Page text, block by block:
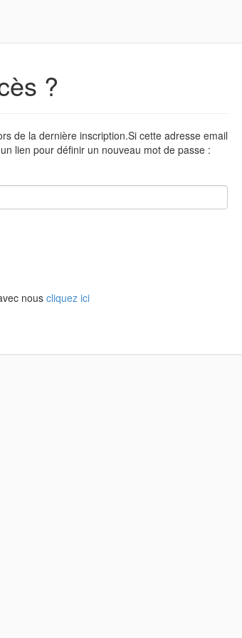
?
de la dernière inscription.Si cette adresse email
lien pour définir un nouveau mot de passe :
nous cliquez ici